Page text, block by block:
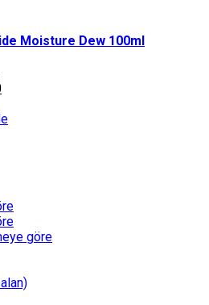
Moisture Dew 100ml
göre